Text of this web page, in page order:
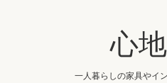
心
一人暮らしの家具やイ